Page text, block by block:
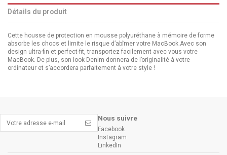
Détails du produit
Cette housse de protection en mousse polyuréthane à mémoire de forme
absorbe les chocs et limite le risque d’abîmer votre MacBook.Avec son
design ultra-fin et perfect-fit, transportez facilement avec vous votre
MacBook. De plus, son look Denim donnera de l’originalité à votre
ordinateur et s’accordera parfaitement à votre style !
Nous suivre
Facebook
Instagram
LinkedIn